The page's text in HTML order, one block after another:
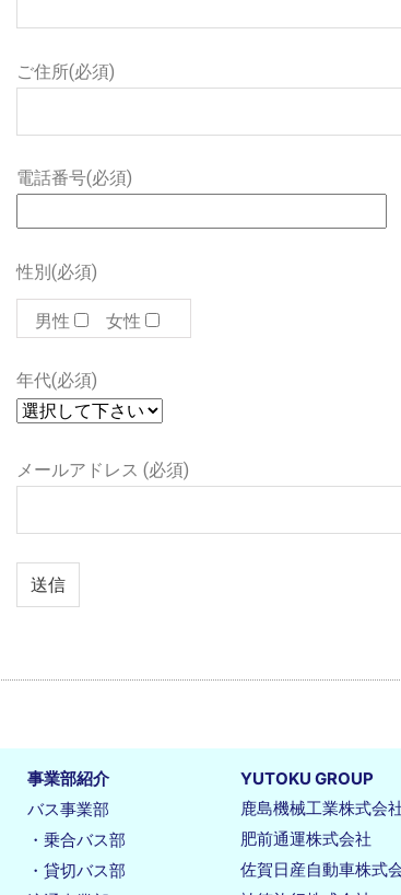
ご住所(必須)
電話番号(必須)
性別(必須)
男性 女性
年代(必須)
メールアドレス (必須)
事業部紹介
バス事業部
・乗合バス部
・貸切バス部
YUTOKU GROUP
鹿島機械工業株式会
肥前通運株式会社
佐賀日産自動車株式